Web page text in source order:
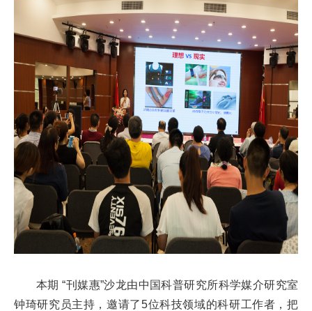
本期 “刊媒惠”沙龙由中国科普研究所科学媒介研究室
钟琦研究员主持，邀请了5位科技领域的科研工作者，把